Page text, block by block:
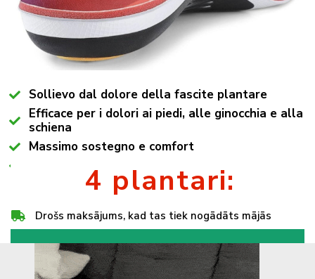
Sollievo dal dolore della fascite plantare
Efficace per i dolori ai piedi, alle ginocchia e alla
schiena
Massimo sostegno e comfort
4 plantari:
Drošs maksājums, kad tas tiek nogādāts mājās